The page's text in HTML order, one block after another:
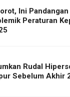
Ini
Peraturan
Rudal
Sebelum Akhir